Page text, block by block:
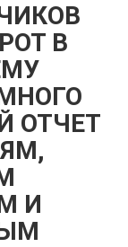
В
ОТЧЕТ
И